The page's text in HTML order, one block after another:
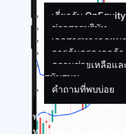
เกี่ยวกับ OnEquity
ข่าวสารบริษัท
เอกสารทางกฎหม
การคุ้มครองลูกค้า
ความช่วยเหลือแล
สนับสนุน
คำถามที่พบบ่อย
พาร์
ท